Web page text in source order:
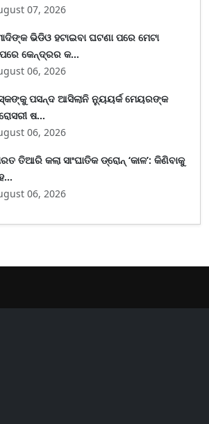
07, 2026
ଭିଡିଓ ହଟାଇବା ଘଟଣା ପରେ ମେଟା
କେନ୍ଦ୍ରର କ...
06, 2026
ପସନ୍ଦ ଆସିଲାନି ନ୍ୟୁୟର୍କ ମେୟରଙ୍କ
ଷ...
06, 2026
ତିଆରି କଲା ସାଂଘାତିକ ଡ୍ରୋନ୍ ‘କାଳ’: କିଣିବାକୁ
06, 2026